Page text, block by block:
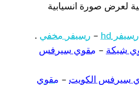
في الثانية لعرض صورة انسيابية
رسيفر hd – رسيفر مخفي .
شبكة – مقوي سيرفس
سيرفس الكويت – مقوي